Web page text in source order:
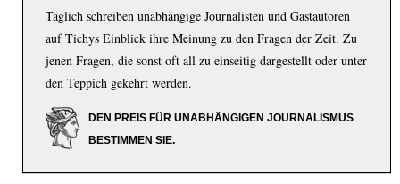
Täglich schreiben unabhängige Journalisten und Gastautoren
auf Tichys Einblick ihre Meinung zu den Fragen der Zeit. Zu
jenen Fragen, die sonst oft all zu einseitig dargestellt oder unter
den Teppich gekehrt werden.
DEN PREIS FÜR UNABHÄNGIGEN JOURNALISMUS
BESTIMMEN SIE.